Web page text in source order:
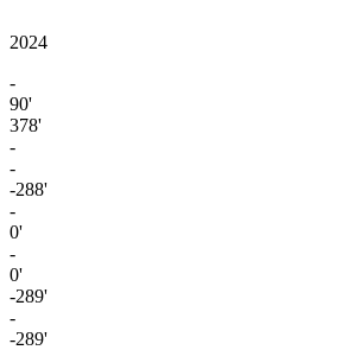
2024
-
90'
378'
-
-
-288'
-
0'
-
0'
-289'
-
-289'